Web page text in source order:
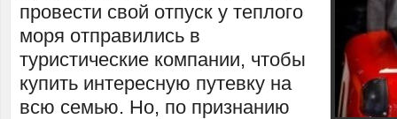
провести свой отпуск у теплого
моря отправились в
туристические компании, чтобы
купить интересную путевку на
всю семью. Но, по признанию